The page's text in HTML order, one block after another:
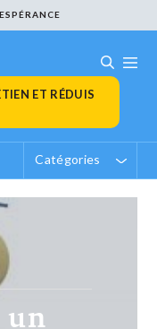
ET RÉDUIS
Catégories